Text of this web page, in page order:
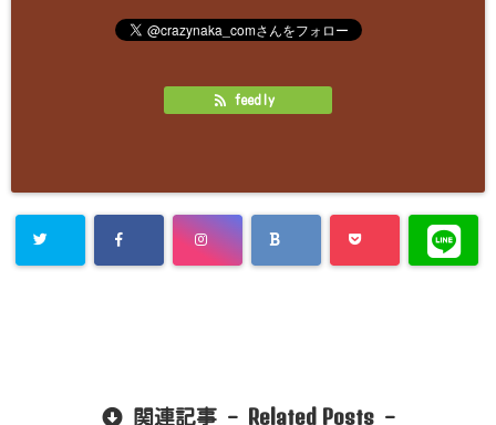
feedly
関連記事 - Related Posts-